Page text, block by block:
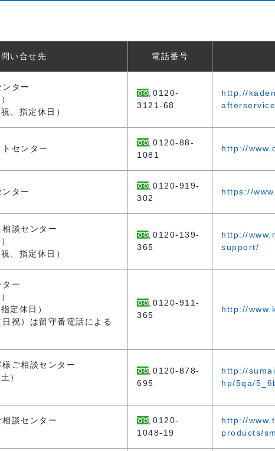
問い合せ先 電話番号
ター
、指定休日）
0120-
3121-68
http://
センター
0120-88-
1081
http://
ター
0120-919-
302
https://
談センター
、指定休日）
0120-139-
365
http://
support/
ー
定休日）
日祝）は留守番電話による
0120-911-
365
http://
ご相談センター
）
0120-878-
695
http://
hp/5qa/
談センター
0120-
1048-19
http://
products/